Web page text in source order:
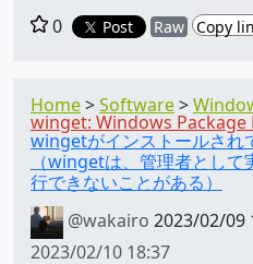
0
Post Raw Copy
Home Software
winget: Windows
wingetがインストールされ
（wingetは、管理者とし
行できないことがある）
@wakairo 2023/02/09
2023/02/10 18:37